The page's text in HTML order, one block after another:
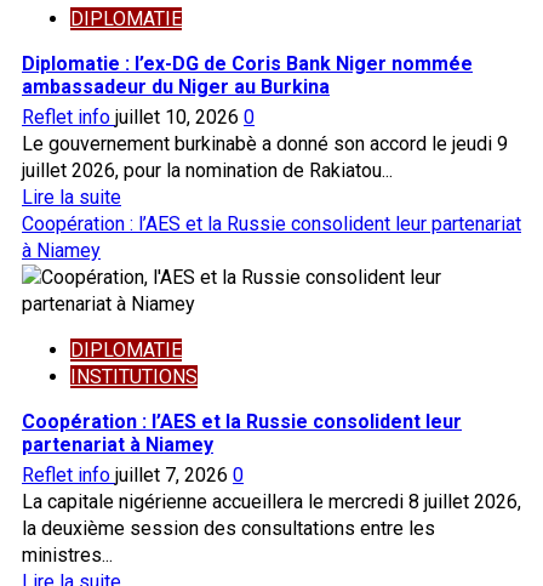
Canada
la
Burkinabè
Evelyne
Dabiré
nommée
ambassadeur
au
Bénin
DIPLOMATIE
Diplomatie : l’ex-DG de Coris Bank Niger nommée
ambassadeur du Niger au Burkina
Reflet info juillet 10, 2026 0
Le gouvernement burkinabè a donné son accord le jeudi 9
juillet 2026, pour la nomination de Rakiatou...
Lire la suiteEn
savoir
sur
Diplomatie
l’ex-
DG
Coris
Bank
Niger
nommée
ambassadeur
Coopération : l’AES et la Russie consolident leur partenariat
à Niamey
DIPLOMATIE
INSTITUTIONS
Coopération : l’AES et la Russie consolident leur
partenariat à Niamey
Reflet info juillet 7, 2026 0
La capitale nigérienne accueillera le mercredi 8 juillet 2026,
la deuxième session des consultations entre les
ministres...
En